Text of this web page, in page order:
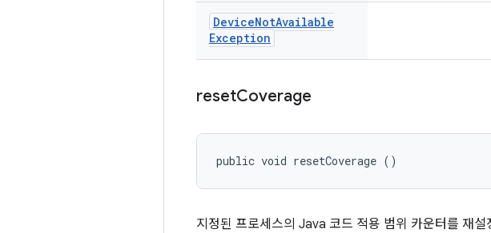
DeviceNotAvailable
Exception
resetCoverage
public void resetCoverage ()
지정된 프로세스의 Java 코드 적용 범위 카운터를 재설